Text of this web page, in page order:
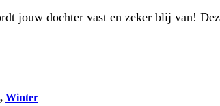
jouw dochter vast en zeker blij van!
, Winter